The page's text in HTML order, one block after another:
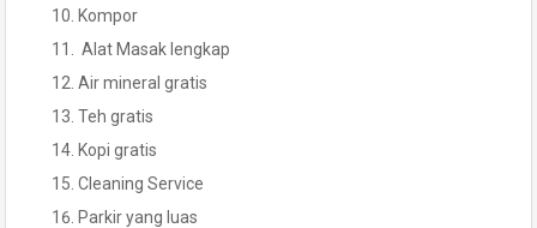
Kompor
Alat Masak lengkap
Air mineral gratis
Teh gratis
Kopi gratis
Cleaning Service
Parkir yang luas